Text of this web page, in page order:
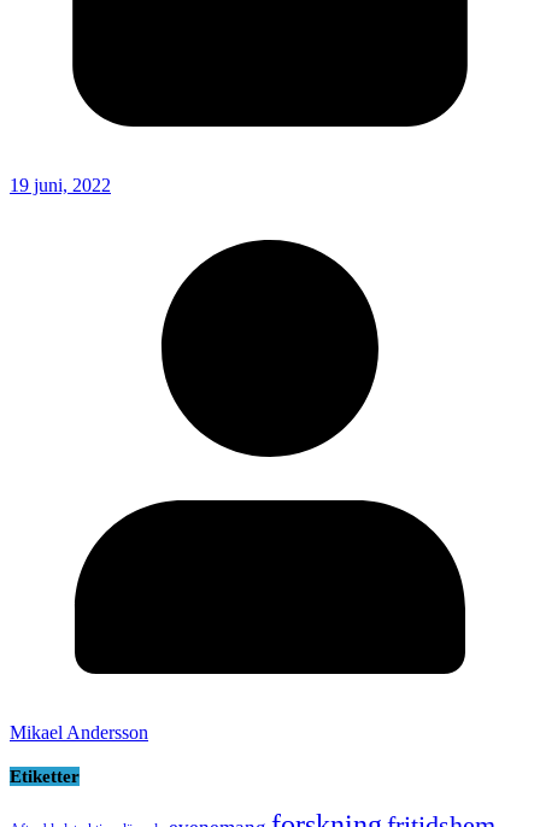
19 juni, 2022
Mikael Andersson
Etiketter